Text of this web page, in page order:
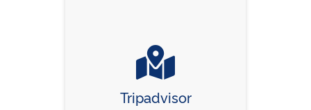
Tripadvisor